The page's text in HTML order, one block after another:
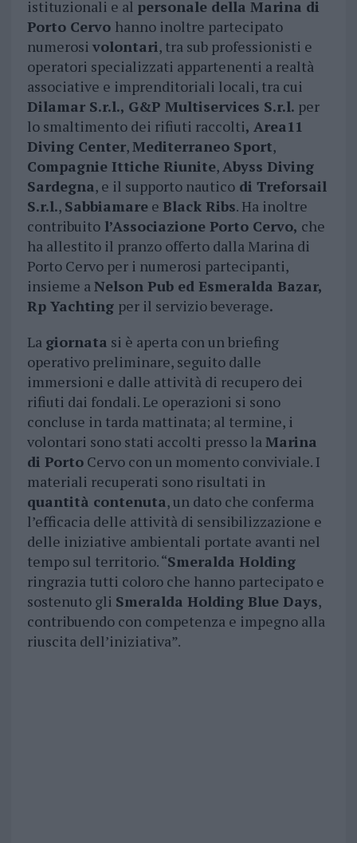
istituzionali e al personale della Marina di
Porto Cervo hanno inoltre partecipato
numerosi volontari, tra sub professionisti e
operatori specializzati appartenenti a realtà
associative e imprenditoriali locali, tra cui
Dilamar S.r.l., G&P Multiservices S.r.l. per
lo smaltimento dei rifiuti raccolti, Area11
Diving Center,Mediterraneo Sport,
Compagnie Ittiche Riunite,Abyss Diving
Sardegna, e il supporto nauticodi Treforsail
S.r.l., Sabbiamaree Black Ribs. Ha inoltre
contribuitol’Associazione Porto Cervo, che
ha allestito il pranzo offerto dalla Marina di
Porto Cervo per i numerosi partecipanti,
insieme aNelson Pub ed Esmeralda Bazar,
Rp Yachting per il servizio beverage.
La giornata si è aperta con un briefing
operativo preliminare, seguito dalle
immersioni e dalle attività di recupero dei
rifiuti dai fondali. Le operazioni si sono
concluse in tarda mattinata; al termine, i
volontari sono stati accolti presso laMarina
di PortoCervo con un momento conviviale. I
materiali recuperati sono risultati in
quantità contenuta, un dato che conferma
l’efficacia delle attività di sensibilizzazione e
delle iniziative ambientali portate avanti nel
tempo sul territorio. “Smeralda Holding
ringrazia tutti coloro che hanno partecipato e
sostenuto gli Smeralda Holding Blue Days,
contribuendo con competenza e impegno alla
riuscita dell’iniziativa”.